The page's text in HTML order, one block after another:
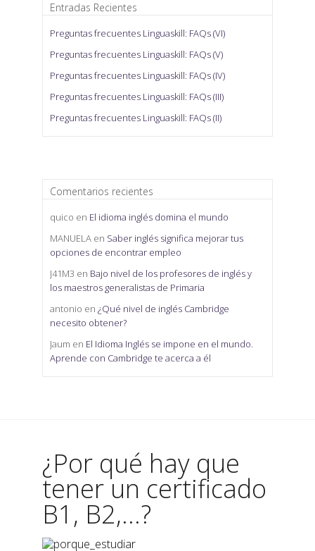
Entradas Recientes
Preguntas frecuentes Linguaskill: FAQs (VI)
Preguntas frecuentes Linguaskill: FAQs (V)
Preguntas frecuentes Linguaskill: FAQs (IV)
Preguntas frecuentes Linguaskill: FAQs (III)
Preguntas frecuentes Linguaskill: FAQs (II)
Comentarios recientes
quico en El idioma inglés domina el mundo
MANUELA en Saber inglés significa mejorar tus
opciones de encontrar empleo
J41M3 en Bajo nivel de los profesores de inglés y
los maestros generalistas de Primaria
antonio en ¿Qué nivel de inglés Cambridge
necesito obtener?
Jaum en El Idioma Inglés se impone en el mundo.
Aprende con Cambridge te acerca a él
¿Por qué hay que
tener un certificado
B1, B2,...?